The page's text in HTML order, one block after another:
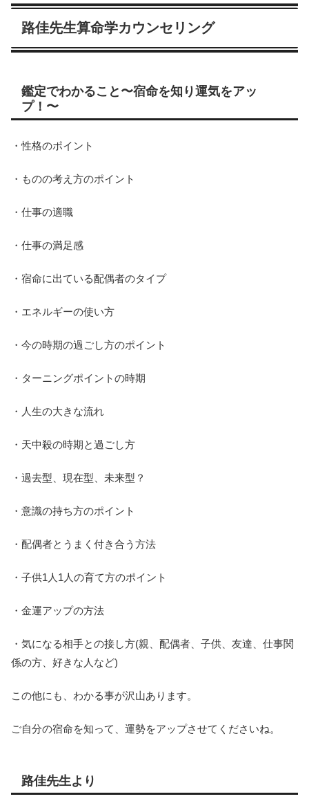
路佳先生算命学カウンセリング
鑑定でわかること〜宿命を知り運気をアッ
プ！〜
・性格のポイント
・ものの考え方のポイント
・仕事の適職
・仕事の満足感
・宿命に出ている配偶者のタイプ
・エネルギーの使い方
・今の時期の過ごし方のポイント
・ターニングポイントの時期
・人生の大きな流れ
・天中殺の時期と過ごし方
・過去型、現在型、未来型？
・意識の持ち方のポイント
・配偶者とうまく付き合う方法
・子供1人1人の育て方のポイント
・金運アップの方法
・気になる相手との接し方(親、配偶者、子供、友達、仕事関
係の方、好きな人など)
この他にも、わかる事が沢山あります。
ご自分の宿命を知って、運勢をアップさせてくださいね。
路佳先生より